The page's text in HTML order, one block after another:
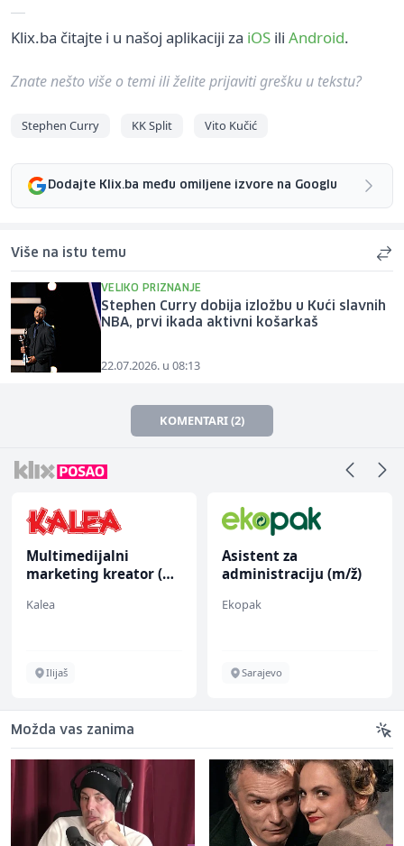
Klix.ba čitajte i u našoj aplikaciji za iOS ili Android.
Znate nešto više o temi ili želite prijaviti grešku u tekstu?
Stephen Curry KK Split Vito Kučić
Dodajte Klix.ba među omiljene izvore na Googlu
Više na istu temu
VELIKO PRIZNANJE
Stephen Curry dobija izložbu u Kući slavnih
NBA, prvi ikada aktivni košarkaš
22.07.2026. u 08:13
KOMENTARI (2)
Multimedijalni
marketing kreator (m/
Kalea
Ilijaš
Asistent za
administraciju (m/ž)
Ekopak
Sarajevo
Možda vas zanima